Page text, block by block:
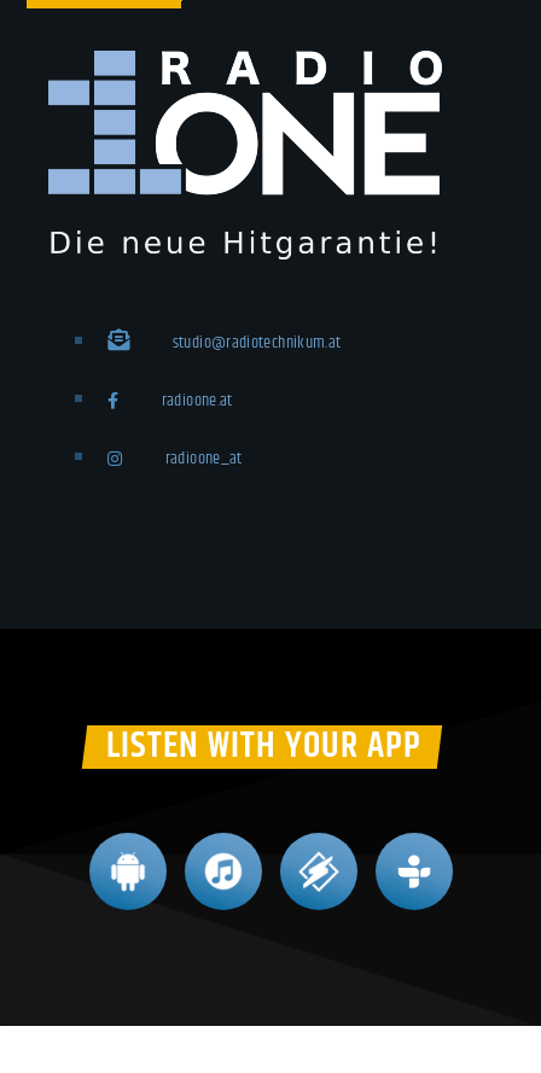
studio@radiotechnikum.at
radioone.at
radioone_at
LISTEN WITH YOUR APP